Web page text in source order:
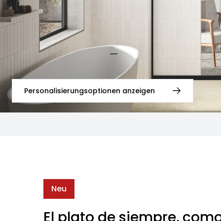
Personalisierungsoptionen anzeigen
Neu